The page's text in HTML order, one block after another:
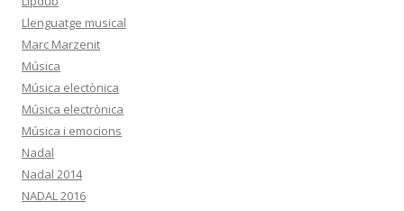
Llenguatge musical
Marc Marzenit
Música
Música electònica
Música electrònica
Música i emocions
Nadal
Nadal 2014
NADAL 2016